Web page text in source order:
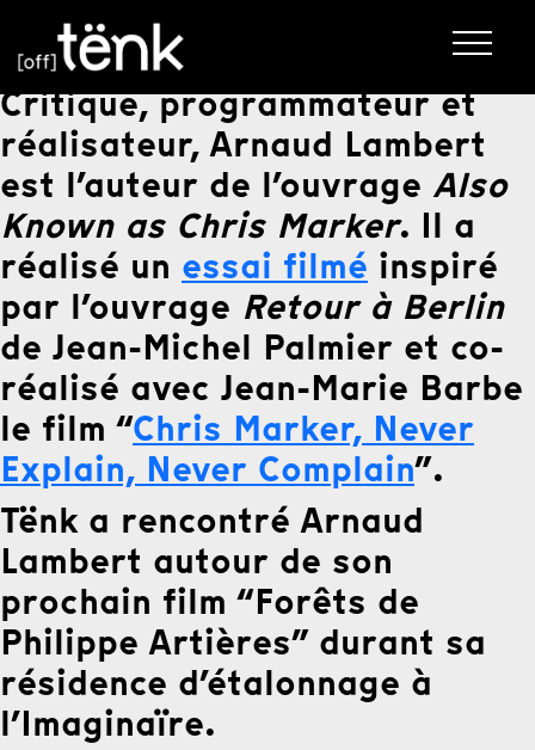
Critique, programmateur et
réalisateur, Arnaud Lambert
est l’auteur de l’ouvrage Also
Known as Chris Marker. Il a
réalisé un essai filmé inspiré
par l’ouvrage Retour à Berlin
de Jean-Michel Palmier et co-
réalisé avec Jean-Marie Barbe
le film “Chris Marker, Never
Explain, Never Complain”.
Tënk a rencontré Arnaud
Lambert autour de son
prochain film “Forêts de
Philippe Artières” durant sa
résidence d’étalonnage à
l’Imaginaïre.